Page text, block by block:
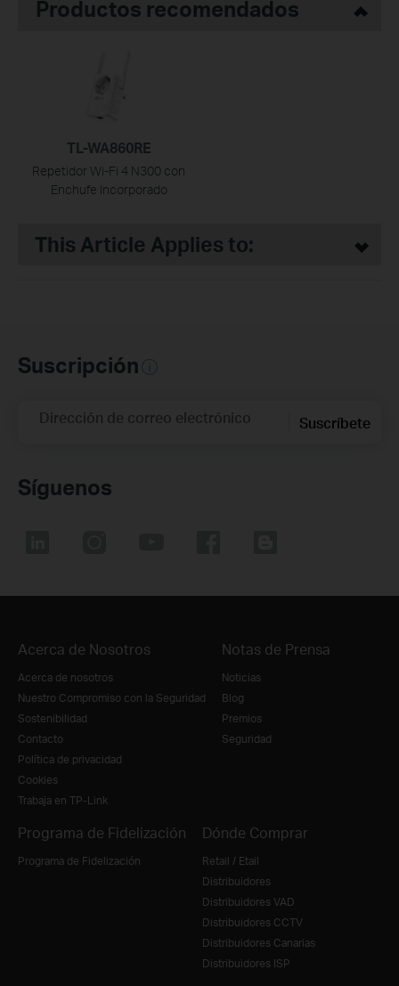
Productos recomendados
TL-WA860RE
Repetidor Wi-Fi 4 N300 con
Enchufe Incorporado
This Article Applies to:
Suscripción
Dirección de correo electrónico Suscríbete
Síguenos
Acerca de Nosotros
Acerca de nosotros
Nuestro Compromiso con la Seguridad
Sostenibilidad
Contacto
Política de privacidad
Cookies
Trabaja en TP-Link
Notas de Prensa
Noticias
Blog
Premios
Seguridad
Programa de Fidelización
Programa de Fidelización
Dónde Comprar
Retail / Etail
Distribuidores
Distribuidores VAD
Distribuidores CCTV
Distribuidores Canarias
Distribuidores ISP